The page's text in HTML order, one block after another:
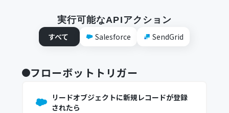
実行可能なAPIアクション
すべて
Salesforce SendGrid
フローボットトリガー
リードオブジェクトに新規レコードが登録
されたら